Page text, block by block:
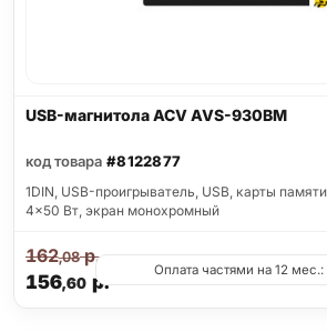
USB-магнитола ACV AVS-930BM
код товара #8122877
1DIN, USB-проигрыватель, USB, карты
4x50 Вт, экран монохромный
156,60р.
162,08р.
Оплата частями на 12 мес.: